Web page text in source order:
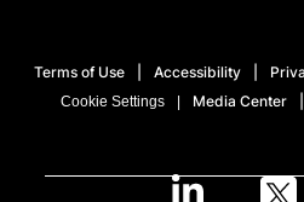
Terms of Use Accessibility
Cookie Settings Media Center